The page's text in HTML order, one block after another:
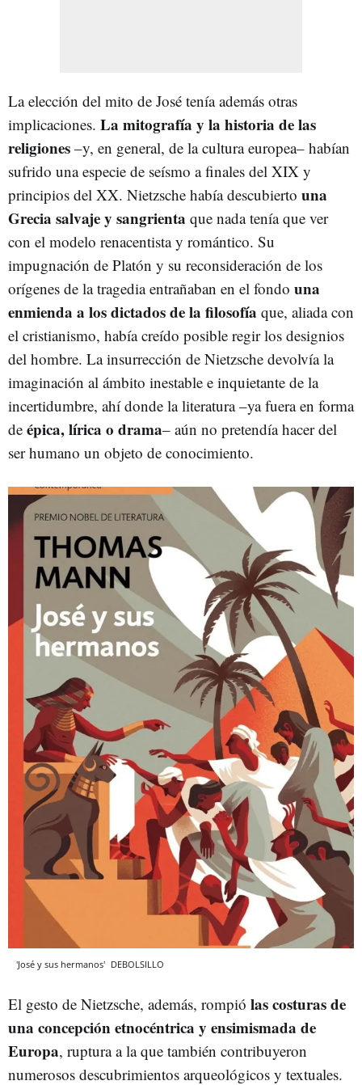
La elección del mito de José tenía además otras
implicaciones. La mitografía y la historia de las
religiones –y, en general, de la cultura europea– habían
sufrido una especie de seísmo a finales del XIX y
principios del XX. Nietzsche había descubierto una
Grecia salvaje y sangrienta que nada tenía que ver
con el modelo renacentista y romántico. Su
impugnación de Platón y su reconsideración de los
orígenes de la tragedia entrañaban en el fondo una
enmienda a los dictados de la filosofía que, aliada con
el cristianismo, había creído posible regir los designios
del hombre. La insurrección de Nietzsche devolvía la
imaginación al ámbito inestable e inquietante de la
incertidumbre, ahí donde la literatura –ya fuera en forma
de épica, lírica o drama– aún no pretendía hacer del
ser humano un objeto de conocimiento.
'José y sus hermanos' DEBOLSILLO
El gesto de Nietzsche, además, rompió las costuras de
una concepción etnocéntrica y ensimismada de
Europa, ruptura a la que también contribuyeron
numerosos descubrimientos arqueológicos y textuales.